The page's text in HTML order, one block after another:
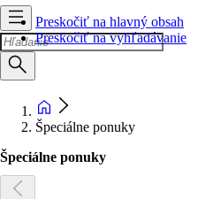
Preskočiť na hlavný obsah
Preskočiť na vyhľadávanie
Špeciálne ponuky
Špeciálne ponuky